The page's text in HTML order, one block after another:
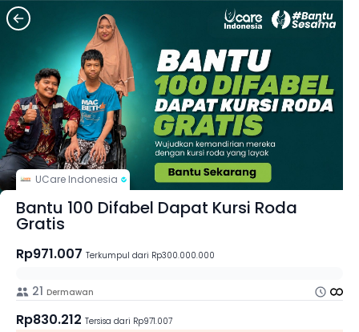
UCare Indonesia
Bantu 100 Difabel Dapat Kursi Roda
Gratis
Rp971.007 Terkumpul dari Rp300.000.000
21 Dermawan
Rp830.212 Tersisa dari Rp971.007